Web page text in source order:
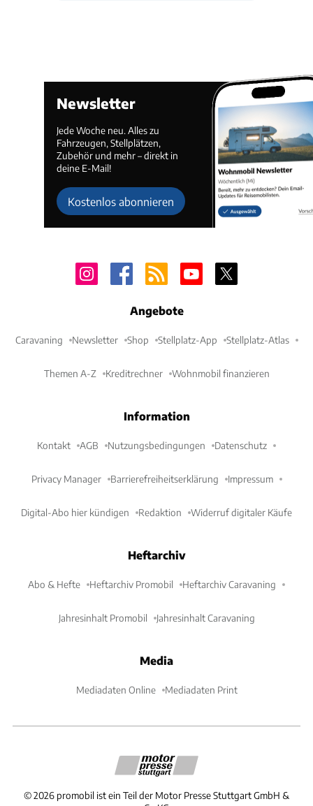
Newsletter
Jede Woche neu. Alles zu
Fahrzeugen, Stellplätzen,
Zubehör und mehr – direkt in
deine E-Mail!
Kostenlos abonnieren
Angebote
Caravaning Newsletter Shop Stellplatz-App Stellplatz-Atlas
Themen A-Z Kreditrechner Wohnmobil finanzieren
Information
Kontakt AGB Nutzungsbedingungen Datenschutz
Privacy Manager Barrierefreiheitserklärung Impressum
Digital-Abo hier kündigen Redaktion Widerruf digitaler Käufe
Heftarchiv
Abo & Hefte Heftarchiv Promobil Heftarchiv Caravaning
Jahresinhalt Promobil Jahresinhalt Caravaning
Media
Mediadaten Online Mediadaten Print
©2026 promobil ist ein Teil der Motor Presse Stuttgart GmbH &